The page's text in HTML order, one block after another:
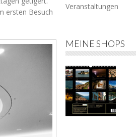
ersten Besuch
Veranstaltungen
MEINE SHOPS